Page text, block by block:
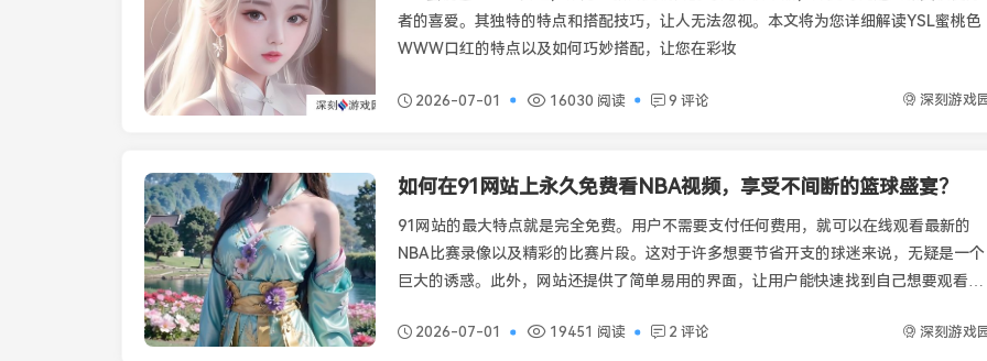
者的喜爱。其独特的特点和搭配技巧，让人无法忽视。本文将为您详细解读YSL蜜桃色
WWW口红的特点以及如何巧妙搭配，让您在彩妆
2026-07-01 16030 阅读 9 评论 深刻游戏
最新资讯
如何在91网站上永久免费看NBA视频，享受不间断的篮球盛宴？
91网站的最大特点就是完全免费。用户不需要支付任何费用，就可以在线观看最新的
NBA比赛录像以及精彩的比赛片段。这对于许多想要节省开支的球迷来说，无疑是一个
巨大的诱惑。此外，网站还提供了简单易用的界面，让用户能快速找到自己想要观看的
2026-07-01 19451 阅读 2 评论 深刻游戏